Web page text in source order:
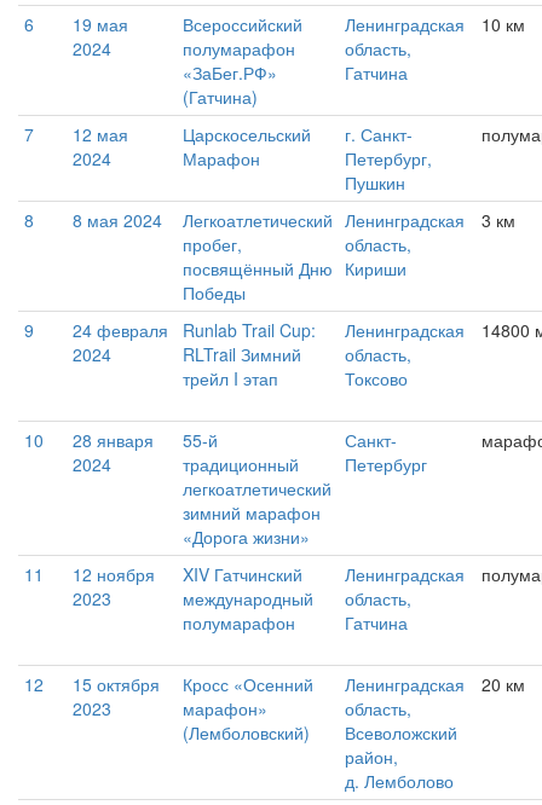
6
19 мая
2024
Всероссийский
полумарафон
«ЗаБег.РФ»
(Гатчина)
Ленинградская
область,
Гатчина
10 км
7
12 мая
2024
Царскосельский
Марафон
г. Санкт-
Петербург,
Пушкин
8 8 мая 2024
Легкоатлетический
пробег,
посвящённый Дню
Победы
Ленинградская
область,
Кириши
3 км
9
24 февраля
2024
Runlab Trail Cup:
RLTrail Зимний
трейл I этап
Ленинградская
область,
Токсово
14800
10
28 января
2024
55-й
традиционный
легкоатлетический
зимний марафон
«Дорога жизни»
Санкт-
Петербург
11
12 ноября
2023
XIV Гатчинский
международный
полумарафон
Ленинградская
область,
Гатчина
12
15 октября
2023
Кросс «Осенний
марафон»
(Лемболовский)
Ленинградская
область,
Всеволожский
район,
д. Лемболово
20 км